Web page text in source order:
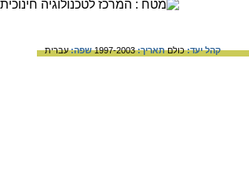
קהל יעד:כולםתאריך:1997-2003 שפה:עברית